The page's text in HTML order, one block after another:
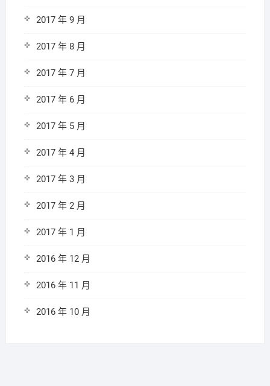
2017 年 9 月
2017 年 8 月
2017 年 7 月
2017 年 6 月
2017 年 5 月
2017 年 4 月
2017 年 3 月
2017 年 2 月
2017 年 1 月
2016 年 12 月
2016 年 11 月
2016 年 10 月